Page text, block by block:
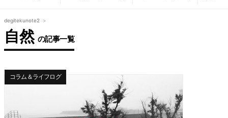
degitekunote2 >
自然 の記事一覧
コラム＆ライフログ